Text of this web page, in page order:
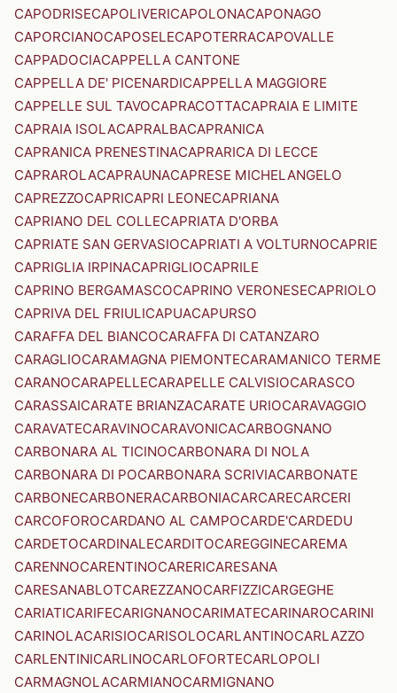
CAPODRISECAPOLIVERICAPOLONACAPONAGO
CAPORCIANOCAPOSELECAPOTERRACAPOVALLE
CAPPADOCIACAPPELLA CANTONE
CAPPELLA DE' PICENARDICAPPELLA MAGGIORE
CAPPELLE SUL TAVOCAPRACOTTACAPRAIA E LIMITE
CAPRAIA ISOLACAPRALBACAPRANICA
CAPRANICA PRENESTINACAPRARICA DI LECCE
CAPRAROLACAPRAUNACAPRESE MICHELANGELO
CAPREZZOCAPRICAPRI LEONECAPRIANA
CAPRIANO DEL COLLECAPRIATA D'ORBA
CAPRIATE SAN GERVASIOCAPRIATI A VOLTURNOCAPRIE
CAPRIGLIA IRPINACAPRIGLIOCAPRILE
CAPRINO BERGAMASCOCAPRINO VERONESECAPRIOLO
CAPRIVA DEL FRIULICAPUACAPURSO
CARAFFA DEL BIANCOCARAFFA DI CATANZARO
CARAGLIOCARAMAGNA PIEMONTECARAMANICO TERME
CARANOCARAPELLECARAPELLE CALVISIOCARASCO
CARASSAICARATE BRIANZACARATE URIOCARAVAGGIO
CARAVATECARAVINOCARAVONICACARBOGNANO
CARBONARA AL TICINOCARBONARA DI NOLA
CARBONARA DI POCARBONARA SCRIVIACARBONATE
CARBONECARBONERACARBONIACARCARECARCERI
CARCOFOROCARDANO AL CAMPOCARDE'CARDEDU
CARDETOCARDINALECARDITOCAREGGINECAREMA
CARENNOCARENTINOCARERICARESANA
CARESANABLOTCAREZZANOCARFIZZICARGEGHE
CARIATICARIFECARIGNANOCARIMATECARINAROCARINI
CARINOLACARISIOCARISOLOCARLANTINOCARLAZZO
CARLENTINICARLINOCARLOFORTECARLOPOLI
CARMAGNOLACARMIANOCARMIGNANO